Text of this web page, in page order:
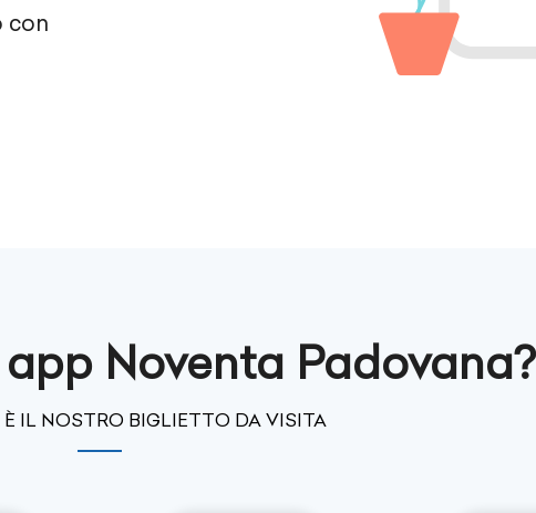
con
Noventa Padovana?
È IL NOSTRO BIGLIETTO DA VISITA